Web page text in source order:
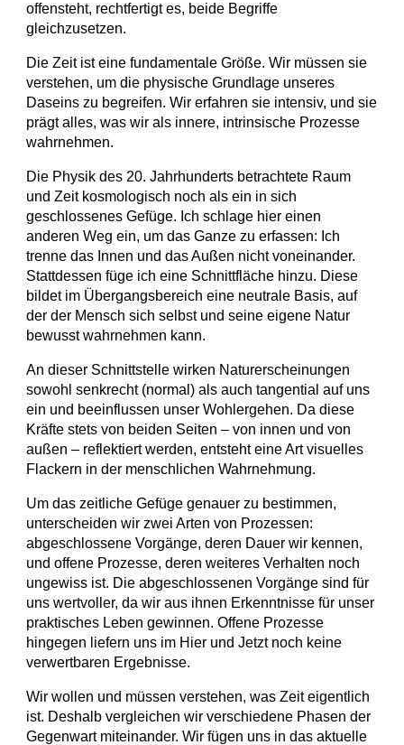
offensteht, rechtfertigt es, beide Begriffe
gleichzusetzen.
Die Zeit ist eine fundamentale Größe. Wir müssen sie
verstehen, um die physische Grundlage unseres
Daseins zu begreifen. Wir erfahren sie intensiv, und sie
prägt alles, was wir als innere, intrinsische Prozesse
wahrnehmen.
Die Physik des 20. Jahrhunderts betrachtete Raum
und Zeit kosmologisch noch als ein in sich
geschlossenes Gefüge. Ich schlage hier einen
anderen Weg ein, um das Ganze zu erfassen: Ich
trenne das Innen und das Außen nicht voneinander.
Stattdessen füge ich eine Schnittfläche hinzu. Diese
bildet im Übergangsbereich eine neutrale Basis, auf
der der Mensch sich selbst und seine eigene Natur
bewusst wahrnehmen kann.
An dieser Schnittstelle wirken Naturerscheinungen
sowohl senkrecht (normal) als auch tangential auf uns
ein und beeinflussen unser Wohlergehen. Da diese
Kräfte stets von beiden Seiten – von innen und von
außen – reflektiert werden, entsteht eine Art visuelles
Flackern in der menschlichen Wahrnehmung.
Um das zeitliche Gefüge genauer zu bestimmen,
unterscheiden wir zwei Arten von Prozessen:
abgeschlossene Vorgänge, deren Dauer wir kennen,
und offene Prozesse, deren weiteres Verhalten noch
ungewiss ist. Die abgeschlossenen Vorgänge sind für
uns wertvoller, da wir aus ihnen Erkenntnisse für unser
praktisches Leben gewinnen. Offene Prozesse
hingegen liefern uns im Hier und Jetzt noch keine
verwertbaren Ergebnisse.
Wir wollen und müssen verstehen, was Zeit eigentlich
ist. Deshalb vergleichen wir verschiedene Phasen der
Gegenwart miteinander. Wir fügen uns in das aktuelle